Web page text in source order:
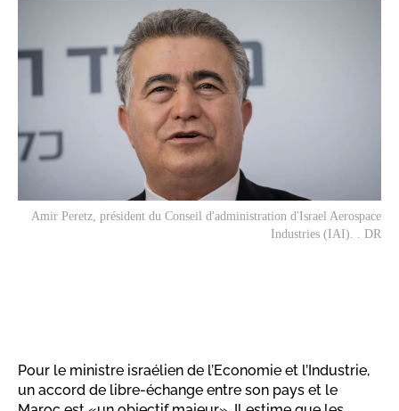
Amir Peretz, président du Conseil d'administration d'Israel Aerospace
Industries (IAI). . DR
Pour le ministre israélien de l’Economie et l’Industrie,
un accord de libre-échange entre son pays et le